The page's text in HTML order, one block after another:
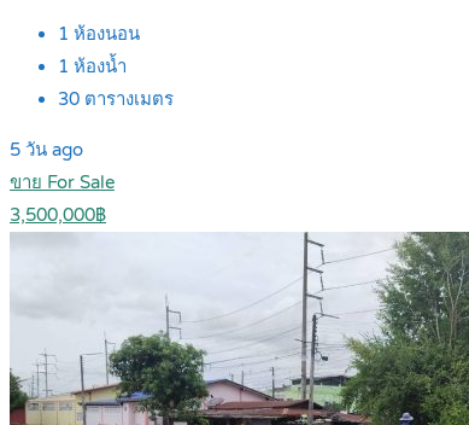
1 ห้องนอน
1 ห้องน้ำ
30 ตารางเมตร
5 วัน ago
ขาย For Sale
3,500,000฿